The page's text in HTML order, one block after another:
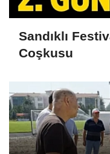
Sandıklı
Coşkusu